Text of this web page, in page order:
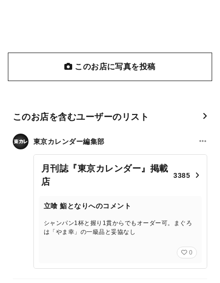
このお店に写真を投稿
このお店を含むユーザーのリスト
東京カレンダー編集部
月刊誌『東京カレンダー』掲載
店
3385
立喰 鮨となりへのコメント
シャンパン1杯と握り1貫からでもオーダー可。まぐろ
は「やま幸」の一級品と妥協なし
0